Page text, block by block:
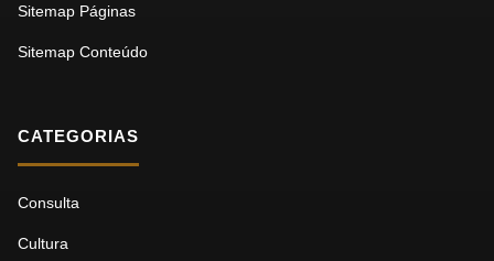
Sitemap Páginas
Sitemap Conteúdo
CATEGORIAS
Consulta
Cultura